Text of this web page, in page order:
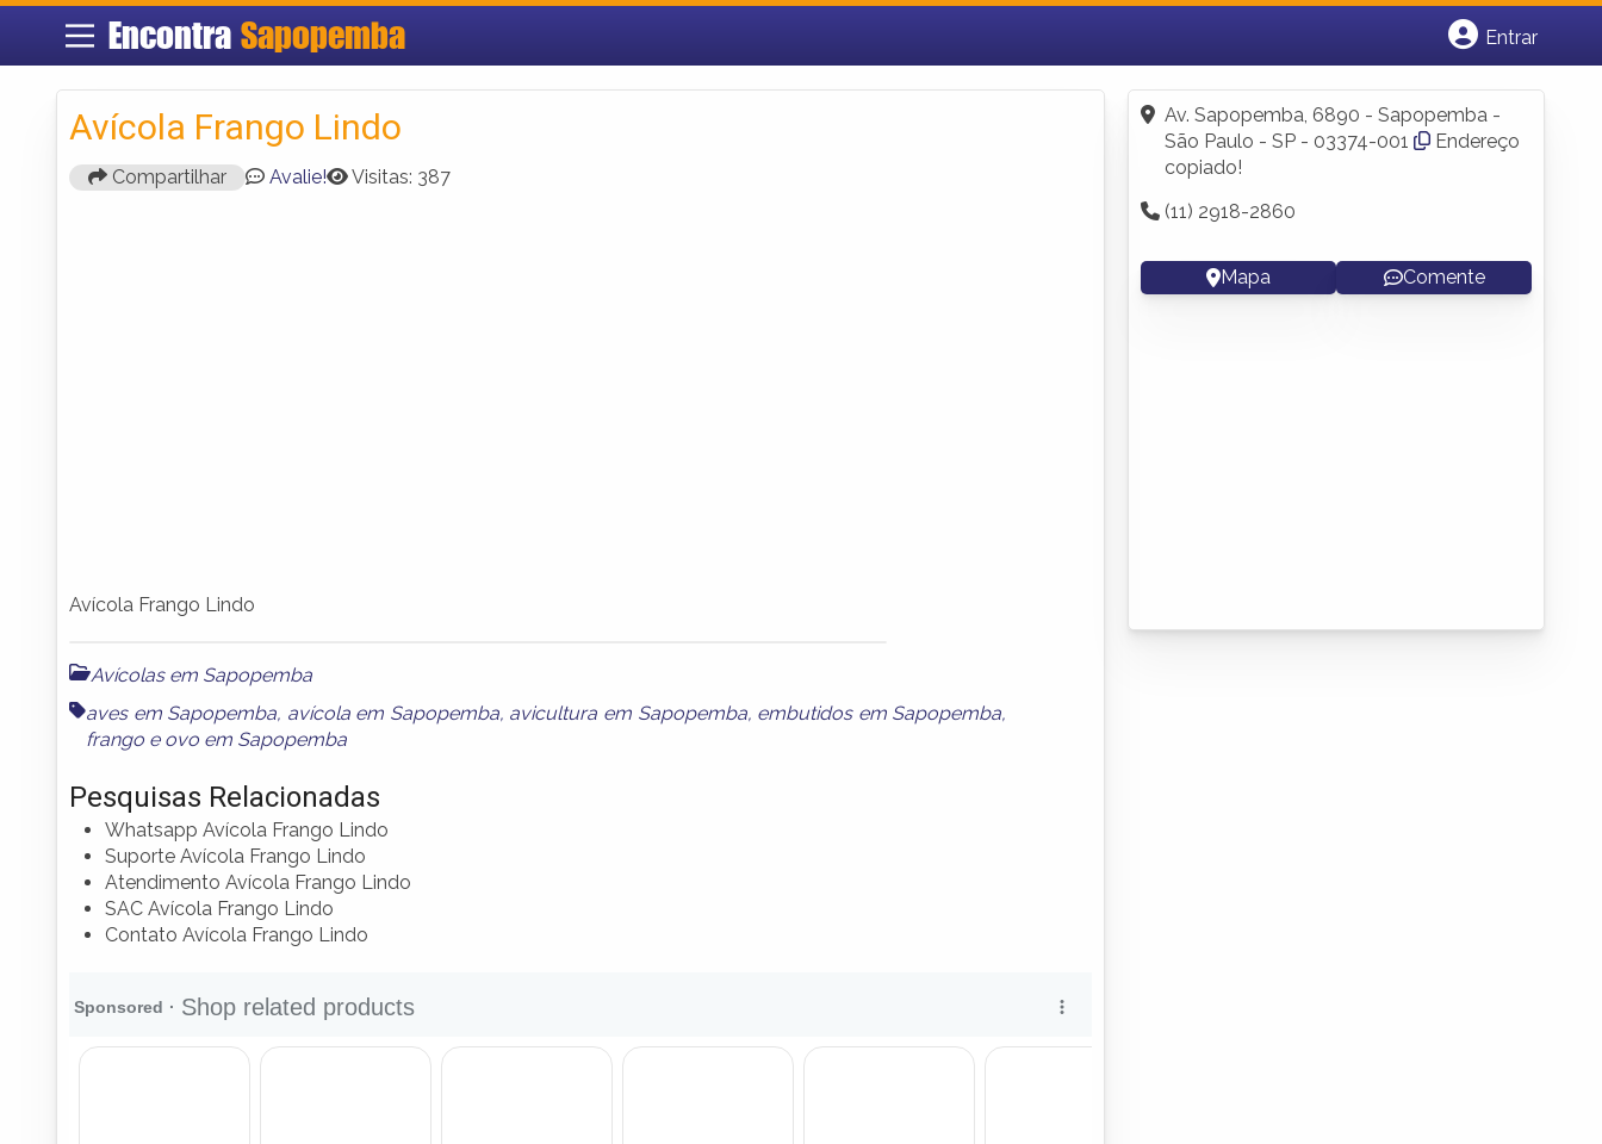
Encontra Sapopemba
Entrar
Fazer login
Criar conta
Avícola Frango Lindo
Compartilhar Avalie! Visitas: 387
Avícola Frango Lindo
Avícolas em Sapopemba
aves em Sapopemba, avícola em Sapopemba, avicultura em Sapopemba, embutidos em Sapopemba,
frango e ovo em Sapopemba
Pesquisas Relacionadas
Whatsapp Avícola Frango Lindo
Suporte Avícola Frango Lindo
Atendimento Avícola Frango Lindo
SAC Avícola Frango Lindo
Contato Avícola Frango Lindo
Av. Sapopemba, 6890 - Sapopemba -
São Paulo - SP - 03374-001
Endereço
copiado!
(11) 2918-2860
Mapa Comente